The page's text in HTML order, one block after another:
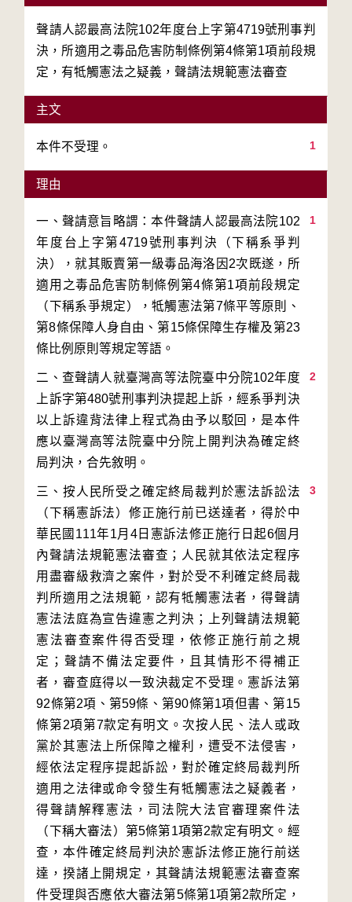
聲請人認最高法院102年度台上字第4719號刑事判
決，所適用之毒品危害防制條例第4條第1項前段規
定，有牴觸憲法之疑義，聲請法規範憲法審查
主文
1
本件不受理。
理由
1
一、聲請意旨略謂：本件聲請人認最高法院102
年度台上字第4719號刑事判決（下稱系爭判
決），就其販賣第一級毒品海洛因2次既遂，所
適用之毒品危害防制條例第4條第1項前段規定
（下稱系爭規定），牴觸憲法第7條平等原則、
第8條保障人身自由、第15條保障生存權及第23
2
二、查聲請人就臺灣高等法院臺中分院102年度
上訴字第480號刑事判決提起上訴，經系爭判決
以上訴違背法律上程式為由予以駁回，是本件
應以臺灣高等法院臺中分院上開判決為確定終
3
三、按人民所受之確定終局裁判於憲法訴訟法
（下稱憲訴法）修正施行前已送達者，得於中
華民國111年1月4日憲訴法修正施行日起6個月
內聲請法規範憲法審查；人民就其依法定程序
用盡審級救濟之案件，對於受不利確定終局裁
判所適用之法規範，認有牴觸憲法者，得聲請
憲法法庭為宣告違憲之判決；上列聲請法規範
憲法審查案件得否受理，依修正施行前之規
定；聲請不備法定要件，且其情形不得補正
者，審查庭得以一致決裁定不受理。憲訴法第
92條第2項、第59條、第90條第1項但書、第15
條第2項第7款定有明文。次按人民、法人或政
黨於其憲法上所保障之權利，遭受不法侵害，
經依法定程序提起訴訟，對於確定終局裁判所
適用之法律或命令發生有牴觸憲法之疑義者，
得聲請解釋憲法，司法院大法官審理案件法
（下稱大審法）第5條第1項第2款定有明文。經
查，本件確定終局判決於憲訴法修正施行前送
達，揆諸上開規定，其聲請法規範憲法審查案
件受理與否應依大審法第5條第1項第2款所定，